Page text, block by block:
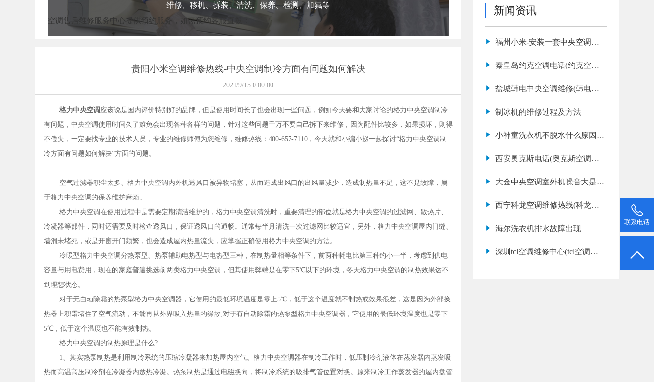
维修、移机、拆装、清洗、保养、检测、加氟等
空调售后维修服务中心提供预约服务，如需预约客服直拨：
贵阳小米空调维修热线-中央空调制冷方面有问题如何解决
2021/9/15 0:00:00
格力中央空调应该说是国内评价特别好的品牌，但是使用时间长了也会出现一些问题，例如今天要和大家讨论的格力中央空调制冷
有问题，中央空调使用时间久了难免会出现各种各样的问题，针对这些问题千万不要自己拆下来维修，因为配件比较多，如果损坏，则得
不偿失，一定要找专业的技术人员，专业的维修师傅为您维修，维修热线：400-657-7110，今天就和小编小赵一起探讨“格力中央空调制
冷方面有问题如何解决”方面的问题。
空气过滤器积尘太多、格力中央空调内外机透风口被异物堵塞，从而造成出风口的出风量减少，造成制热量不足，这不是故障，属
于格力中央空调的保养维护麻烦。
格力中央空调在使用过程中是需要定期清洁维护的，格力中央空调清洗时，重要清理的部位就是格力中央空调的过滤网、散热片、
冷凝器等部件，同时还需要及时检查透风口，保证透风口的通畅。通常每半月清洗一次过滤网比较适宜，另外，格力中央空调屋内门缝、
墙洞未堵死，或是开窗开门频繁，也会造成屋内热量流失，应掌握正确使用格力中央空调的方法。
冷暖型格力中央空调分热泵型、热泵辅助电热型与电热型三种，在制热量相等条件下，前两种耗电比第三种约小一半，考虑到供电
容量与用电费用，现在的家庭普遍挑选前两类格力中央空调，但其使用弊端是在零下5℃以下的环境，冬天格力中央空调的制热效果达不
到理想状态。
对于无自动除霜的热泵型格力中央空调器，它使用的最低环境温度是零上5℃，低于这个温度就不制热或效果很差，这是因为外部换
热器上积霜堵住了空气流动，不能再从外界吸入热量的缘故;对于有自动除霜的热泵型格力中央空调器，它使用的最低环境温度也是零下
5℃，低于这个温度也不能有效制热。
格力中央空调的制热原理是什么?
1、其实热泵制热是利用制冷系统的压缩冷凝器来加热屋内空气。格力中央空调器在制冷工作时，低压制冷剂液体在蒸发器内蒸发吸
热而高温高压制冷剂在冷凝器内放热冷凝。热泵制热是通过电磁换向，将制冷系统的吸排气管位置对换。原来制冷工作蒸发器的屋内盘管
新闻资讯
福州小米-安装一套中央空调需
秦皇岛约克空调电话(约克空调
盐城韩电中央空调维修(韩电中
制冰机的维修过程及方法
小神童洗衣机不脱水什么原因_
西安奥克斯电话(奥克斯空调维
大金中央空调室外机噪音大是为
西宁科龙空调维修热线(科龙空
海尔洗衣机排水故障出现
深圳tcl空调维修中心(tcl空调网
联系电话